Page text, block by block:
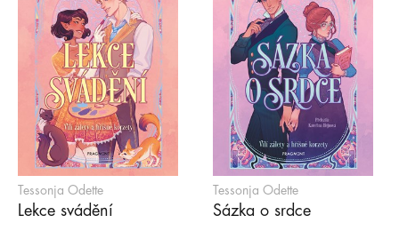
Tessonja Odette
Lekce svádění
Tessonja Odette
Sázka o srdce